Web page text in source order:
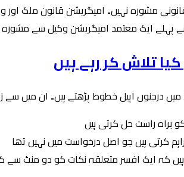
مشورہ نہیں۔ امیگریشن قانون ملک
پہلے ایک معتمد امیگریشن وکیل سے مشورہ
تلاش کر رہے ہیں
درجنوں اپیل خطوط پڑھتے ہیں۔ ان میں سے
راست حل کرتی ہیں
کرتی ہیں جو اصل درخواست میں نہیں تھا
کہ ایک افسر متعلقہ نکات کو دو منٹ